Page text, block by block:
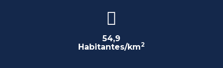
54,9
Habitantes/km2